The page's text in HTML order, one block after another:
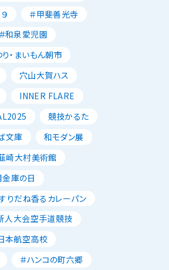
＃甲斐善光寺
＃和泉愛児園
・まいもん朝市
穴山大賀ハス
INNER FLARE
競技かるた
文庫
和モダン展
崎大村美術館
庫の日
りだね香るカレーパン
人大会空手道競技
本航空高校
＃ハンコの町六郷